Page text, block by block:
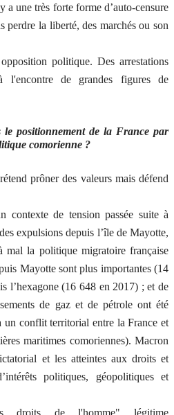
une très forte forme d’auto-censure
perdre la liberté, des marchés ou son
politique. Des arrestations
l'encontre de grandes figures de
le positionnement de la France par
comorienne ?
prôner des valeurs mais défend
contexte de tension passée suite à
expulsions depuis l’île de Mayotte,
mal la politique migratoire française
Mayotte sont plus importantes (14
l’hexagone (16 648 en 2017) ; et de
de gaz et de pétrole ont été
un conflit territorial entre la France et
maritimes comoriennes). Macron
et les atteintes aux droits et
politiques, géopolitiques et
droits de l'homme" légitime